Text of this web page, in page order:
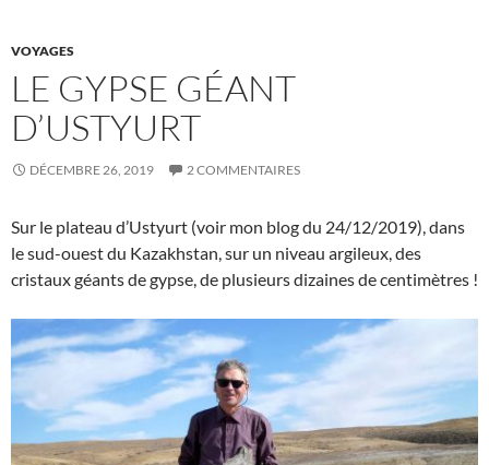
VOYAGES
LE GYPSE GÉANT
D’USTYURT
DÉCEMBRE 26, 2019 2 COMMENTAIRES
Sur le plateau d’Ustyurt (voir mon blog du 24/12/2019), dans
le sud-ouest du Kazakhstan, sur un niveau argileux, des
cristaux géants de gypse, de plusieurs dizaines de centimètres !